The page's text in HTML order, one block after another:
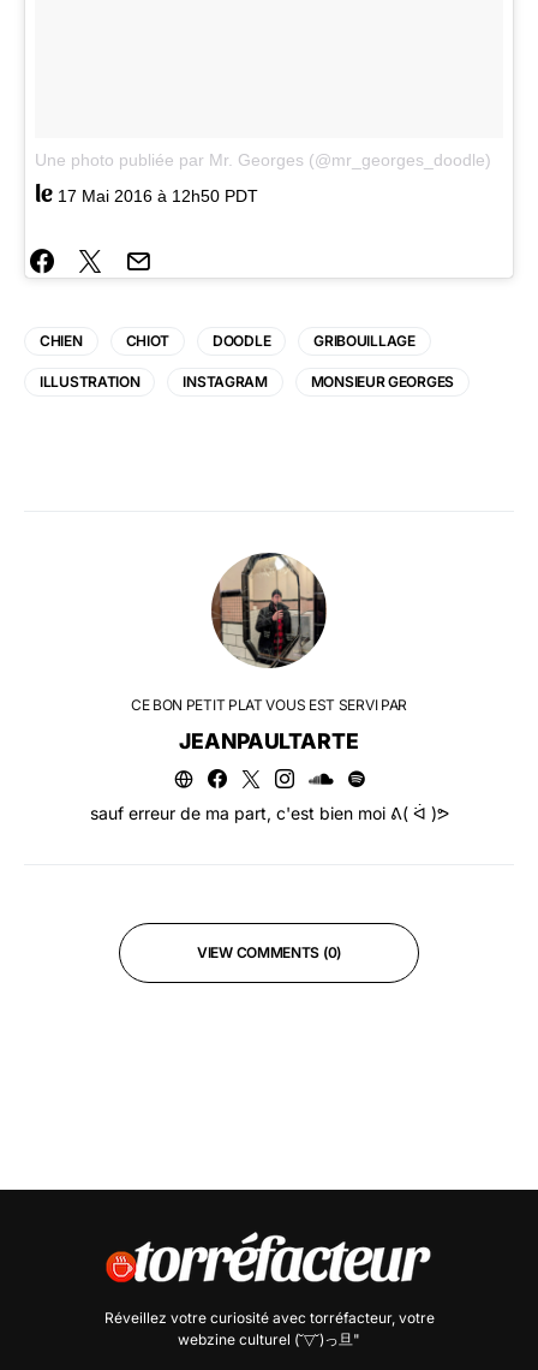
Une photo publiée par Mr. Georges (@mr_georges_doodle)
le 17 Mai 2016 à 12h50 PDT
CHIEN CHIOT DOODLE GRIBOUILLAGE
ILLUSTRATION INSTAGRAM MONSIEUR GEORGES
CE BON PETIT PLAT VOUS EST SERVI PAR
JEANPAULTARTE
sauf erreur de ma part, c'est bien moi ᕕ( ᐛ )ᕗ
VIEW COMMENTS (0)
Réveillez votre curiosité avec torréfacteur, votre
webzine culturel (˘▽˘)っ旦"